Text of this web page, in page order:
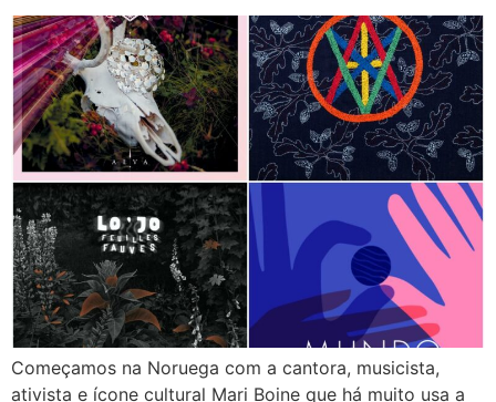
Começamos na Noruega com a cantora, musicista,
ativista e ícone cultural Mari Boine que há muito usa a